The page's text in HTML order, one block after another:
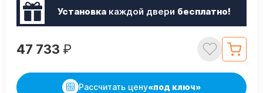
Установкакаждой двери бесплатно!
47 733 ₽
Рассчитать цену«под ключ»